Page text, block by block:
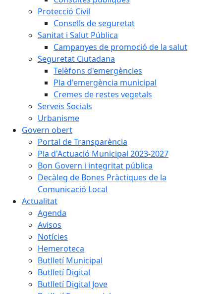
Protecció Civil
Consells de seguretat
Sanitat i Salut Pública
Campanyes de promoció de la salut
Seguretat Ciutadana
Telèfons d'emergències
Pla d'emergència municipal
Cremes de restes vegetals
Serveis Socials
Urbanisme
Govern obert
Portal de Transparència
Pla d'Actuació Municipal 2023-2027
Bon Govern i integritat pública
Decàleg de Bones Pràctiques de la
Comunicació Local
Actualitat
Agenda
Avisos
Notícies
Hemeroteca
Butlletí Municipal
Butlletí Digital
Butlletí Digital Jove